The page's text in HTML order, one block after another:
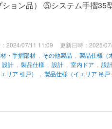
ション品） ⑤システム手摺
2024/07/11 11:09 更新日時：2025/
・手摺部材, その他製品, 製品仕様（
設計, 製品仕様, 設計, 室内ドア 設
リア 引戸） 製品仕様（イエリア 吊戸